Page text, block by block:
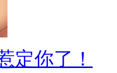
定你了！